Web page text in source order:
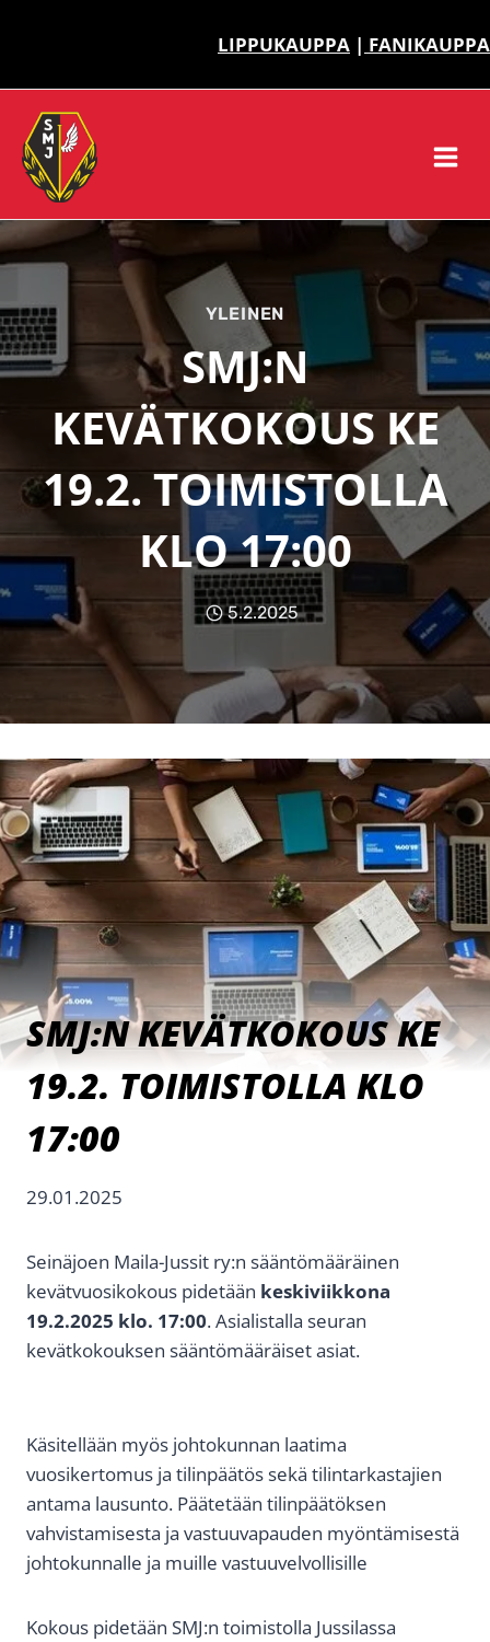
LIPPUKAUPPA | FANIKAUPPA
YLEINEN
SMJ:N
KEVÄTKOKOUS KE
19.2. TOIMISTOLLA
KLO 17:00
5.2.2025
SMJ:N KEVÄTKOKOUS KE
19.2. TOIMISTOLLA KLO
17:00
29.01.2025
Seinäjoen Maila-Jussit ry:n sääntömääräinen
kevätvuosikokous pidetään keskiviikkona
19.2.2025 klo. 17:00. Asialistalla seuran
kevätkokouksen sääntömääräiset asiat.
Käsitellään myös johtokunnan laatima
vuosikertomus ja tilinpäätös sekä tilintarkastajien
antama lausunto. Päätetään tilinpäätöksen
vahvistamisesta ja vastuuvapauden myöntämisestä
johtokunnalle ja muille vastuuvelvollisille
Kokous pidetään SMJ:n toimistolla Jussilassa